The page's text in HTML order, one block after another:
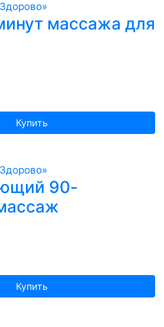
массажа для
Купить
90-
Купить